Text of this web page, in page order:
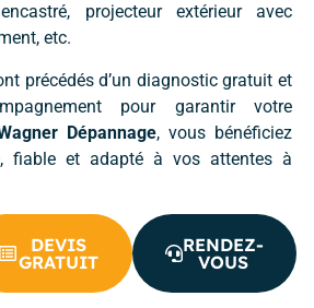
projecteur extérieur avec
etc.
précédés d’un diagnostic gratuit et
pour garantir votre
Dépannage, vous bénéficiez
fiable et adapté à vos attentes à
DEVIS
GRATUIT
RENDEZ-
VOUS